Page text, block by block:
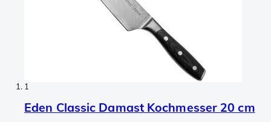
1
Eden Classic Damast Kochmesser 20 cm